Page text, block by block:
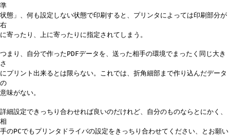
準
状態」、何も設定しない状態で印刷すると、プリンタによっては印刷部分が
右
に寄ったり、上に寄ったりに指定されてしまう。
つまり、自分で作ったPDFデータを、送った相手の環境でまったく同じ大き
さ
にプリント出来るとは限らない。これでは、折角細部まで作り込んだデータ
の
意味がない。
詳細設定できっちり合わせれば良いのだけれど、自分のものならとにかく、
相
手のPCでもプリンタドライバの設定をきっちり合わせてください、とお願い